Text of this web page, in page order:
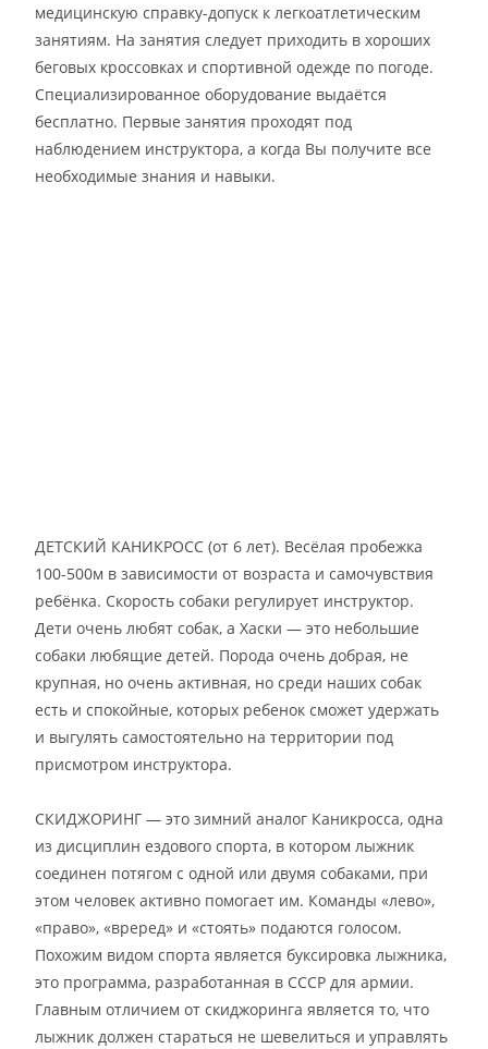
медицинскую справку-допуск к легкоатлетическим
занятиям. На занятия следует приходить в хороших
беговых кроссовках и спортивной одежде по погоде.
Специализированное оборудование выдаётся
бесплатно. Первые занятия проходят под
наблюдением инструктора, а когда Вы получите все
необходимые знания и навыки.
ДЕТСКИЙ КАНИКРОСС (от 6 лет). Весёлая пробежка
100-500м в зависимости от возраста и самочувствия
ребёнка. Скорость собаки регулирует инструктор.
Дети очень любят собак, а Хаски — это небольшие
собаки любящие детей. Порода очень добрая, не
крупная, но очень активная, но среди наших собак
есть и спокойные, которых ребенок сможет удержать
и выгулять самостоятельно на территории под
присмотром инструктора.
СКИДЖОРИНГ — это зимний аналог Каникросса, одна
из дисциплин ездового спорта, в котором лыжник
соединен потягом с одной или двумя собаками, при
этом человек активно помогает им. Команды «лево»,
«право», «вреред» и «стоять» подаются голосом.
Похожим видом спорта является буксировка лыжника,
это программа, разработанная в СССР для армии.
Главным отличием от скиджоринга является то, что
лыжник должен стараться не шевелиться и управлять